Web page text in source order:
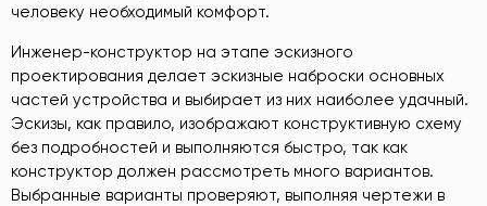
человеку необходимый комфорт.
Инженер-конструктор на этапе эскизного
проектирования делает эскизные наброски основных
частей устройства и выбирает из них наиболее удачный.
Эскизы, как правило, изображают конструктивную схему
без подробностей и выполняются быстро, так как
конструктор должен рассмотреть много вариантов.
Выбранные варианты проверяют, выполняя чертежи в